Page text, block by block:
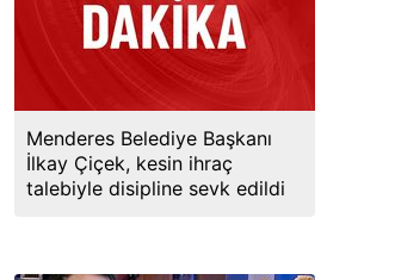
Menderes Belediye Başkanı
İlkay Çiçek, kesin ihraç
talebiyle disipline sevk edildi